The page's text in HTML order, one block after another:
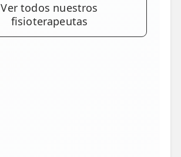
Ver todos nuestros
fisioterapeutas